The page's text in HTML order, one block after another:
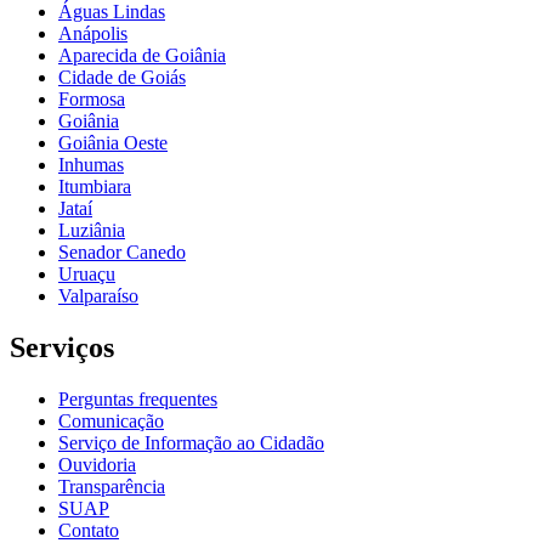
Águas Lindas
Anápolis
Aparecida de Goiânia
Cidade de Goiás
Formosa
Goiânia
Goiânia Oeste
Inhumas
Itumbiara
Jataí
Luziânia
Senador Canedo
Uruaçu
Valparaíso
Serviços
Perguntas frequentes
Comunicação
Serviço de Informação ao Cidadão
Ouvidoria
Transparência
SUAP
Contato